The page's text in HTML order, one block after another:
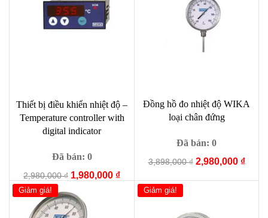
19,000 ₫.
Thiết bị điều khiển nhiệt độ –
Temperature controller with
digital indicator
Đã bán: 0
2,980,000₫ Giá
là:
2,980,000 ₫.
1,980,000 ₫Giá
hiện
Đồng hồ đo nhiệt độ WIKA
loại chân đứng
Đã bán: 0
3,898,000₫ Giá
2,980,000 ₫Giá
Giảm giá! Giảm giá!